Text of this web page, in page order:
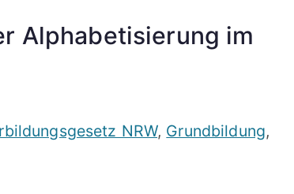
Alphabetisierung im
NRW, Grundbildung,